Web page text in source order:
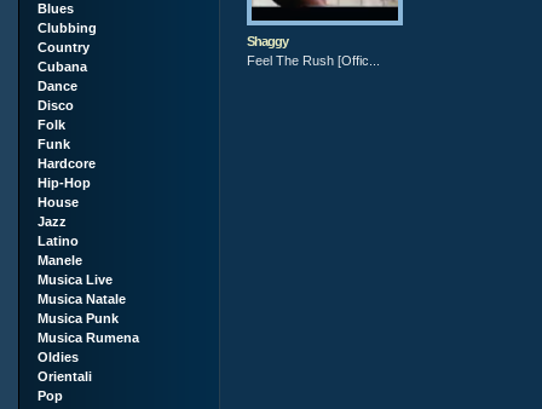
Blues
Clubbing
Country
Cubana
Dance
Disco
Folk
Funk
Hardcore
Hip-Hop
House
Jazz
Latino
Manele
Musica Live
Musica Natale
Musica Punk
Musica Rumena
Oldies
Orientali
Pop
Shaggy
Feel The Rush [Offic...